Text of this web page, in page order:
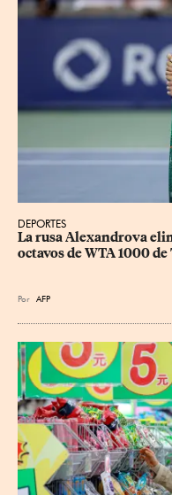
DEPORTES
La rusa Alexandrova
octavos de WTA 1000
Por AFP